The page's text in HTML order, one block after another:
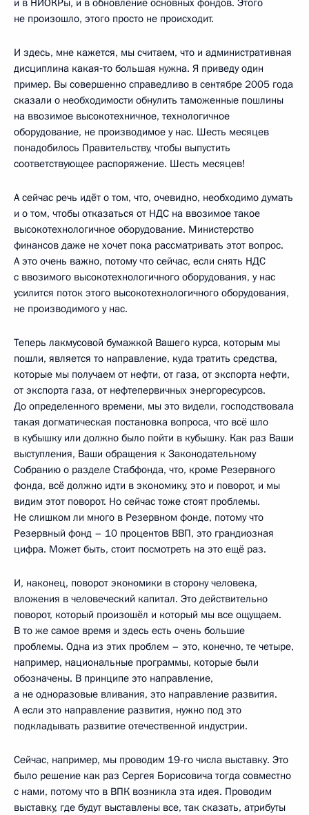
и в НИОКРы, и в обновление основных фондов. Этого
не произошло, этого просто не происходит.
И здесь, мне кажется, мы считаем, что и административная
дисциплина какая‑то большая нужна. Я приведу один
пример. Вы совершенно справедливо в сентябре 2005 года
сказали о необходимости обнулить таможенные пошлины
на ввозимое высокотехничное, технологичное
оборудование, не производимое у нас. Шесть месяцев
понадобилось Правительству, чтобы выпустить
соответствующее распоряжение. Шесть месяцев!
А сейчас речь идёт о том, что, очевидно, необходимо думать
и о том, чтобы отказаться от НДС на ввозимое такое
высокотехнологичное оборудование. Министерство
финансов даже не хочет пока рассматривать этот вопрос.
А это очень важно, потому что сейчас, если снять НДС
с ввозимого высокотехнологичного оборудования, у нас
усилится поток этого высокотехнологичного оборудования,
не производимого у нас.
Теперь лакмусовой бумажкой Вашего курса, которым мы
пошли, является то направление, куда тратить средства,
которые мы получаем от нефти, от газа, от экспорта нефти,
от экспорта газа, от нефтепервичных энергоресурсов.
До определенного времени, мы это видели, господствовала
такая догматическая постановка вопроса, что всё шло
в кубышку или должно было пойти в кубышку. Как раз Ваши
выступления, Ваши обращения к Законодательному
Собранию о разделе Стабфонда, что, кроме Резервного
фонда, всё должно идти в экономику, это и поворот, и мы
видим этот поворот. Но сейчас тоже стоят проблемы.
Не слишком ли много в Резервном фонде, потому что
Резервный фонд – 10 процентов ВВП, это грандиозная
цифра. Может быть, стоит посмотреть на это ещё раз.
И, наконец, поворот экономики в сторону человека,
вложения в человеческий капитал. Это действительно
поворот, который произошёл и который мы все ощущаем.
В то же самое время и здесь есть очень большие
проблемы. Одна из этих проблем – это, конечно, те четыре,
например, национальные программы, которые были
обозначены. В принципе это направление,
а не одноразовые вливания, это направление развития.
А если это направление развития, нужно под это
подкладывать развитие отечественной индустрии.
Сейчас, например, мы проводим 19-го числа выставку. Это
было решение как раз Сергея Борисовича тогда совместно
с нами, потому что в ВПК возникла эта идея. Проводим
выставку, где будут выставлены все, так сказать, атрибуты